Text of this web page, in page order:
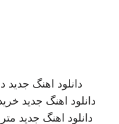
دانلود اهنگ جدید
دانلود اهنگ جدید
دانلود اهنگ جدید